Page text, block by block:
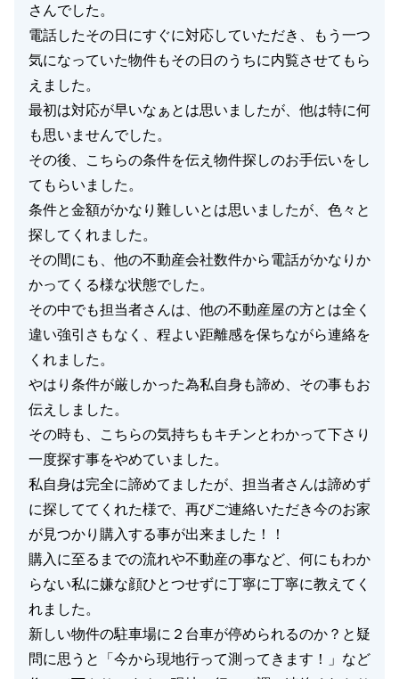
さんでした。
電話したその日にすぐに対応していただき、もう一つ
気になっていた物件もその日のうちに内覧させてもら
えました。
最初は対応が早いなぁとは思いましたが、他は特に何
も思いませんでした。
その後、こちらの条件を伝え物件探しのお手伝いをし
てもらいました。
条件と金額がかなり難しいとは思いましたが、色々と
探してくれました。
その間にも、他の不動産会社数件から電話がかなりか
かってくる様な状態でした。
その中でも担当者さんは、他の不動産屋の方とは全く
違い強引さもなく、程よい距離感を保ちながら連絡を
くれました。
やはり条件が厳しかった為私自身も諦め、その事もお
伝えしました。
その時も、こちらの気持ちもキチンとわかって下さり
一度探す事をやめていました。
私自身は完全に諦めてましたが、担当者さんは諦めず
に探しててくれた様で、再びご連絡いただき今のお家
が見つかり購入する事が出来ました！！
購入に至るまでの流れや不動産の事など、何にもわか
らない私に嫌な顔ひとつせずに丁寧に丁寧に教えてく
れました。
新しい物件の駐車場に２台車が停められるのか？と疑
問に思うと「今から現地行って測ってきます！」など